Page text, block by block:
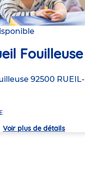
Fouilleuse
92500 RUEIL-
Voir plus de détails